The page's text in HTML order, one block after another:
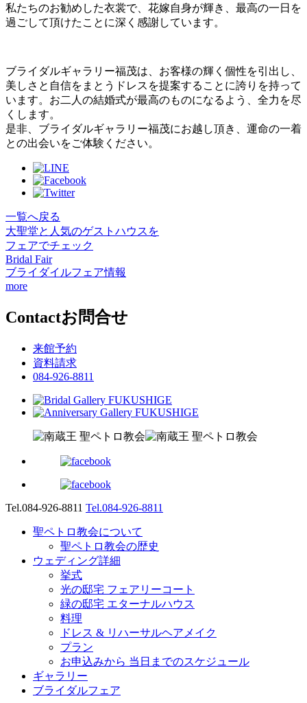
私たちのお勧めした衣裳で、花嫁自身が輝き、最高の一日を
過ごして頂けたことに深く感謝しています。
ブライダルギャラリー福茂は、お客様の輝く個性を引出し、
美しさと自信をまとうドレスを提案することに誇りを持って
います。お二人の結婚式が最高のものになるよう、全力を尽
くします。
是非、ブライダルギャラリー福茂にお越し頂き、運命の一着
との出会いをご体験ください。
一覧へ戻る
大聖堂と人気のゲストハウスを
フェアでチェック
Bridal Fair
ブライダイルフェア情報
more
Contactお問合せ
来館予約
資料請求
084-926-8811
Tel.084-926-8811 Tel.084-926-8811
聖ペトロ教会について
聖ペトロ教会の歴史
ウェディング詳細
挙式
光の邸宅 フェアリーコート
緑の邸宅 エターナルハウス
料理
ドレス & リハーサルヘアメイク
プラン
お申込みから 当日までのスケジュール
ギャラリー
ブライダルフェア